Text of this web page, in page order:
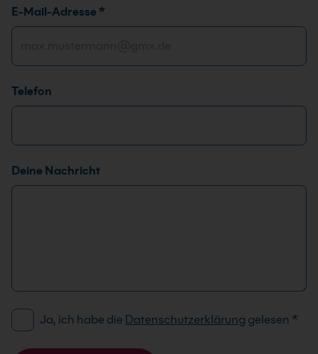
E-Mail-Adresse *
Telefon
E
-
A
d
Deine Nachricht
D
S
G
Ja, ich habe die Datenschutzerklärung gelesen *